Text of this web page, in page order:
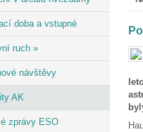
doba a vstupné
ruch »
návštěvy
AK
zprávy ESO